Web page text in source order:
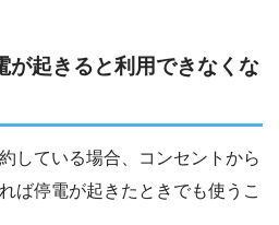
が起きると利用できなくな
している場合、コンセントから
ば停電が起きたときでも使うこ